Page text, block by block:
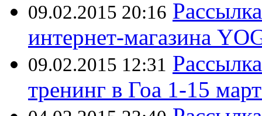
09.02.2015 20:16
интернет-магазина
09.02.2015 12:31
тренинг в Гоа 1-15